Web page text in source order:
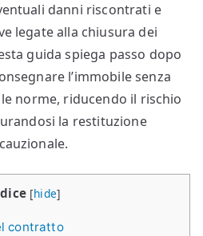
danni riscontrati e
legate alla chiusura dei
guida spiega passo dopo
l’immobile senza
norme, riducendo il rischio
la restituzione
[hide]
contratto